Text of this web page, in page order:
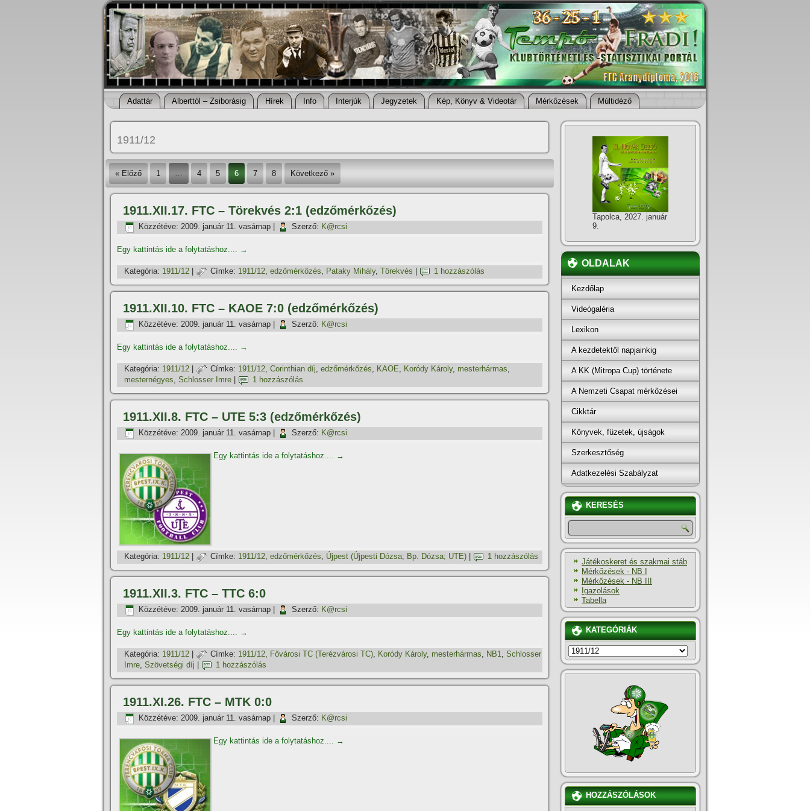
Adattár Alberttól – Zsiborásig Hí­rek Info Interjúk Jegyzetek Kép, Könyv & Videotár Mérkőzések Múltidéző
1911/12
« Előző 1 … 4 5 6 7 8 Következő »
1911.XII.17. FTC – Törekvés 2:1 (edzőmérkőzés)
Közzétéve: 2009. január 11. vasárnap Szerző: K@rcsi
Egy kattintás ide a folytatáshoz.... →
Kategória: 1911/12 Címke: 1911/12, edzőmérkőzés, Pataky Mihály, Törekvés 1 hozzászólás
1911.XII.10. FTC – KAOE 7:0 (edzőmérkőzés)
Közzétéve: 2009. január 11. vasárnap Szerző: K@rcsi
Egy kattintás ide a folytatáshoz.... →
Kategória: 1911/12 Címke: 1911/12, Corinthian dí­j, edzőmérkőzés, KAOE, Koródy Károly, mesterhármas,
mesternégyes, Schlosser Imre 1 hozzászólás
1911.XII.8. FTC – UTE 5:3 (edzőmérkőzés)
Közzétéve: 2009. január 11. vasárnap Szerző: K@rcsi
Egy kattintás ide a folytatáshoz.... →
Kategória: 1911/12 Címke: 1911/12, edzőmérkőzés, Újpest (Újpesti Dózsa; Bp. Dózsa; UTE) 1 hozzászólás
1911.XII.3. FTC – TTC 6:0
Közzétéve: 2009. január 11. vasárnap Szerző: K@rcsi
Egy kattintás ide a folytatáshoz.... →
Kategória: 1911/12 Címke: 1911/12, Fővárosi TC (Terézvárosi TC), Koródy Károly, mesterhármas, NB1, Schlosser
Imre, Szövetségi dí­j 1 hozzászólás
1911.XI.26. FTC – MTK 0:0
Közzétéve: 2009. január 11. vasárnap Szerző: K@rcsi
Egy kattintás ide a folytatáshoz.... →
Tapolca, 2027. január
9.
OLDALAK
Kezdőlap
Videógaléria
Lexikon
A kezdetektől napjainkig
A KK (Mitropa Cup) története
A Nemzeti Csapat mérkőzései
Cikktár
Könyvek, füzetek, újságok
Szerkesztőség
Adatkezelési Szabályzat
KERESÉS
Játékoskeret és szakmai stáb
Mérkőzések - NB I
Mérkőzések - NB III
Igazolások
Tabella
KATEGÓRIÁK
KATEGÓRIÁK
HOZZÁSZÓLÁSOK